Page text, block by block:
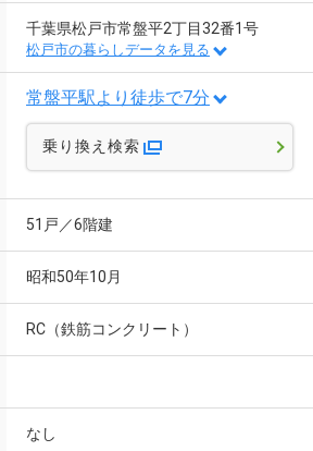
千葉県松戸市常盤平2丁目32番1号
松戸市の暮らしデータを見る
常盤平駅より徒歩で7分
乗り換え検索
51戸／6階建
昭和50年10月
RC（鉄筋コンクリート）
なし